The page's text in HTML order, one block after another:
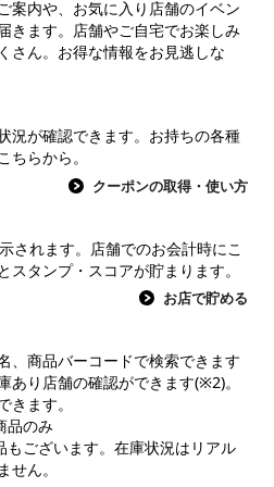
案内や、お気に入り店舗のイベン
きます。店舗やご自宅でお楽しみ
さん。お得な情報をお見逃しな
況が確認できます。お持ちの各種
ちらから。
クーポンの取得・使い方
されます。店舗でのお会計時にこ
タンプ・スコアが貯まります。
お店で貯める
、商品バーコードで検索できます
り店舗の確認ができます(※2)。
きます。
品のみ
ございます。在庫状況はリアル
せん。